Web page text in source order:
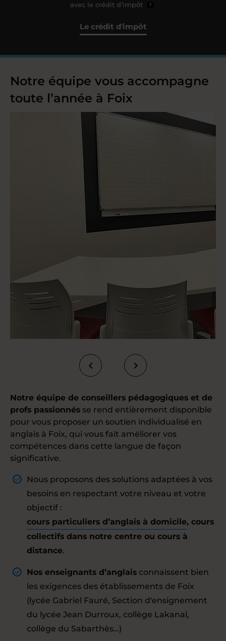
avec le crédit d’impôt ?
Le crédit d'impôt
Notre équipe vous accompagne
toute l’année à Foix
Notre équipe de conseillers pédagogiques et de
profs passionnés se rend entièrement disponible
pour vous proposer un soutien individualisé en
anglais à Foix, qui vous fait améliorer vos
compétences dans cette langue de façon
significative.
Nous proposons des solutions adaptées à vos
besoins en respectant votre niveau et votre
objectif :
cours particuliers d’anglais à domicile, cours
collectifs dans notre centre ou cours à
distance.
Nos enseignants d’anglais connaissent bien
les exigences des établissements de Foix
(lycée Gabriel Fauré, Section d'ensignement
du lycée Jean Durroux, collège Lakanal,
collège du Sabarthès…)